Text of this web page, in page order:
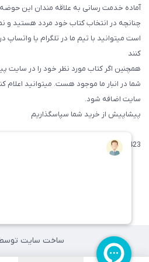
آماده خدمت رسانی به علاقه مندان این
چنانچه در انتخاب کتاب خود مردد هستید و
است میتوانید با تیم ما در تلگرام یا واتساپ
کنند
همچنین اگر کتاب مورد نظر خود را در سایت
شما در انبار ما موجود هست. میتوانید اعلام
سایت اضافه شود.
پیشاپیش از خرید شما سپاسگذاریم
09371742423 (لطفا فقط پیامک داده و یا از طریق واتساپ با ما در ارتباط باشید)
ساخت سایت